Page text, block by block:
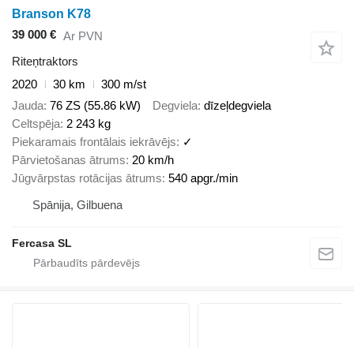
Branson K78
39 000 € Ar PVN
Riteņtraktors
2020
30 km
300 m/st
Jauda 76 ZS (55.86 kW) Degviela dīzeļdegviela
Celtspēja 2 243 kg
Piekaramais frontālais iekrāvējs
✓
Pārvietošanas ātrums 20 km/h
Jūgvārpstas rotācijas ātrums 540 apgr./min
Spānija, Gilbuena
Fercasa SL